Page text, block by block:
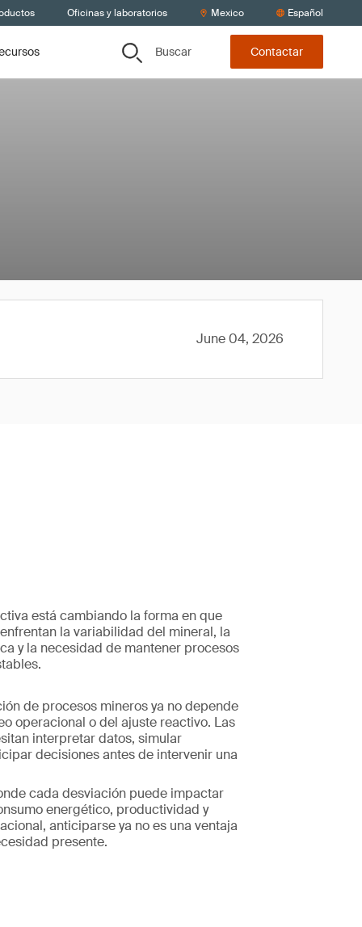
Oficinas y laboratorios Mexico Español
Buscar Contactar
June 04, 2026
está cambiando la forma en que
la variabilidad del mineral, la
y la necesidad de mantener procesos
de procesos mineros ya no depende
operacional o del ajuste reactivo. Las
interpretar datos, simular
decisiones antes de intervenir una
cada desviación puede impactar
energético, productividad y
anticiparse ya no es una ventaja
presente.